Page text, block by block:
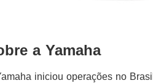
a Yamaha
iniciou operações no